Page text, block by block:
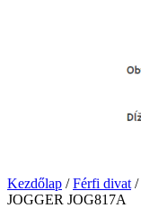
Kezdőlap /Férfi divat /
JOGGER JOG817A